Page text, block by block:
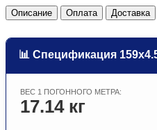
Описание Оплата Доставка
📊 Спецификация
ВЕС 1 ПОГОННОГО МЕТРА:
17.14 кг